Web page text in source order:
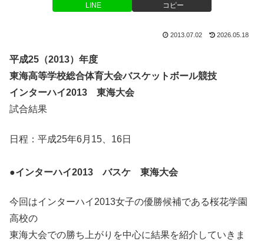
LINE コピー
2013.07.02 2026.05.18
平成25（2013）年度
東海高等学校総合体育大会バスケットボール競技
インターハイ2013 東海大会
試合結果
日程：平成25年6月15、16日
●インターハイ2013 バスケ 東海大会
今回はインターハイ2013女子の優勝候補である桜花学園
高校の
東海大会での勝ち上がりを中心に結果を紹介していきま